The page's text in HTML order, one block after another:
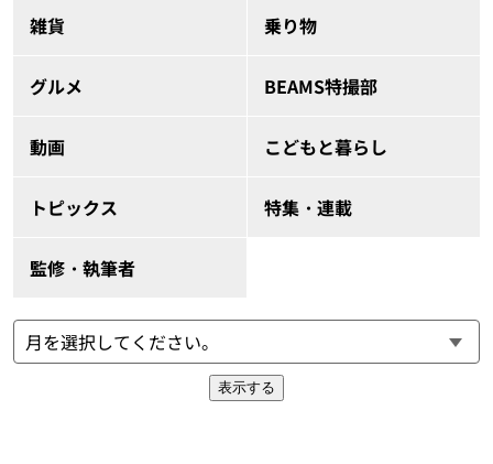
雑貨 乗り物
グルメ BEAMS特撮部
動画 こどもと暮らし
トピックス 特集・連載
監修・執筆者
表示する